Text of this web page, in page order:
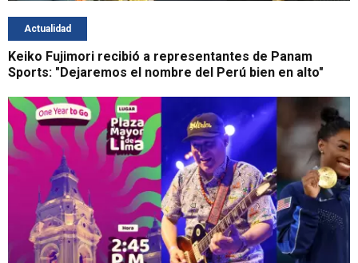
Actualidad
Keiko Fujimori recibió a representantes de Panam
Sports: "Dejaremos el nombre del Perú bien en alto"